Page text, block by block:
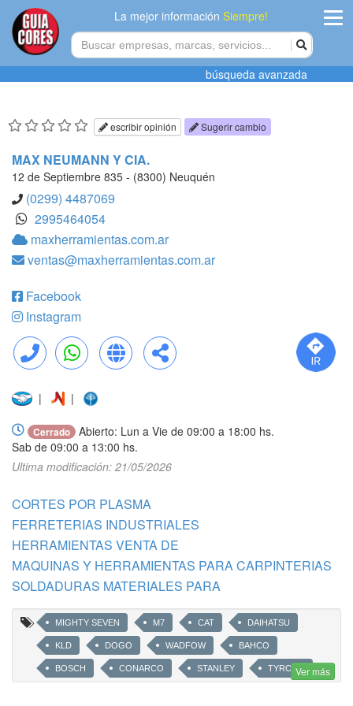
La mejor informaciónSiempre!
Agregar
búsqueda avanzada
escribir opinión Sugerir cambio
MAX NEUMANN Y CIA.
12 de Septiembre 835 - (8300) Neuquén
(0299) 4487069
2995464054
maxherramientas.com.ar
ventas@maxherramientas.com.ar
Facebook
Instagram
Llamar WhatsApp Web Compartir
| |
Cerrado
Abierto: Lun a Vie de 09:00 a 18:00 hs.
Sab de 09:00 a 13:00 hs.
Ultima modificación: 21/05/2026
CORTES POR PLASMA
FERRETERIAS INDUSTRIALES
HERRAMIENTAS VENTA DE
MAQUINAS Y HERRAMIENTAS PARA CARPINTERIAS
SOLDADURAS MATERIALES PARA
MIGHTY SEVEN M7 CAT DAIHATSU
KLD DOGO WADFOW BAHCO
BOSCH CONARCO STANLEY TYROLITVer más